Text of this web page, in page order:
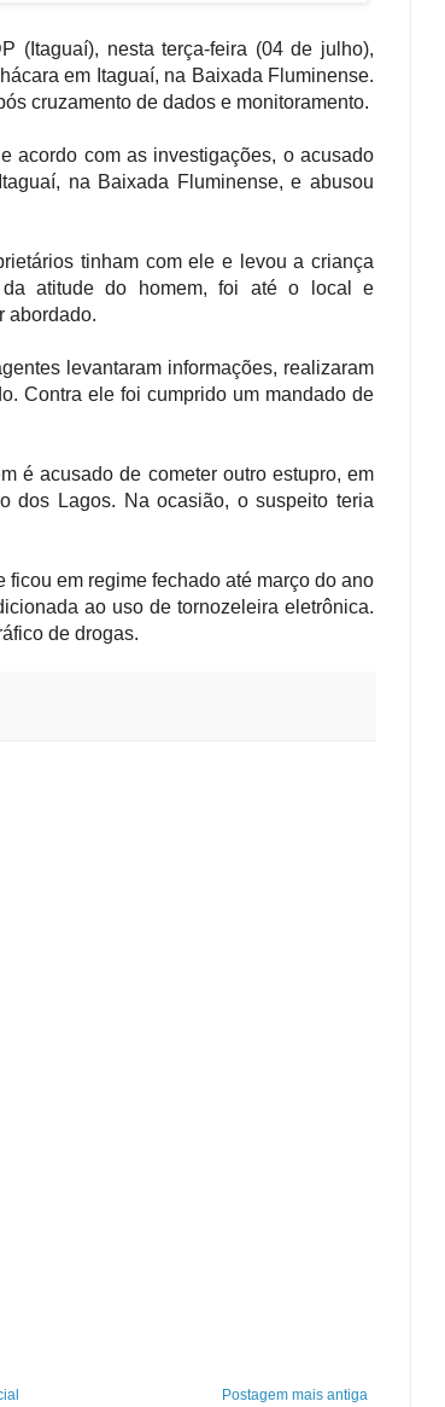
(Itaguaí), nesta terça-feira (04 de julho),
em Itaguaí, na Baixada Fluminense.
cruzamento de dados e monitoramento.
acordo com as investigações, o acusado
na Baixada Fluminense, e abusou
tinham com ele e levou a criança
da atitude do homem, foi até o local e
abordado.
levantaram informações, realizaram
Contra ele foi cumprido um mandado de
é acusado de cometer outro estupro, em
dos Lagos. Na ocasião, o suspeito teria
em regime fechado até março do ano
ao uso de tornozeleira eletrônica.
de drogas.
Postagem mais antiga